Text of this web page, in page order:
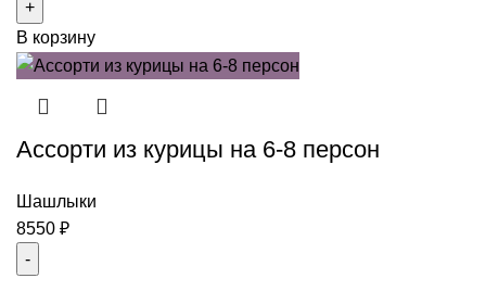
Ассорти
из
курицы
8
В корзину
Ассорти из курицы на 6-8 персон
Шашлыки
8550 ₽